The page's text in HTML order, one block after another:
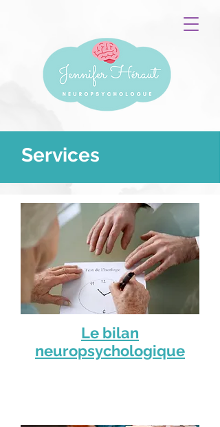
Services
Le bilan
neuropsychologique